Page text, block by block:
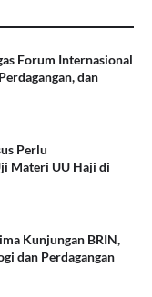
Forum Internasional
dan
Perlu
Materi UU Haji di
Kunjungan BRIN,
dan Perdagangan